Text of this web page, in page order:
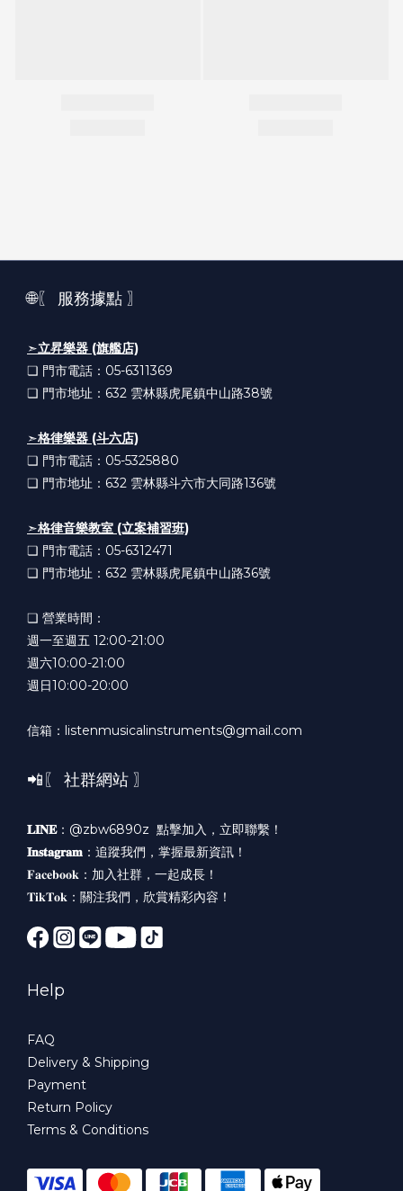
🌐〖 服務據點 〗
➣立昇樂器 (旗艦店)
❏ 門市電話：05-6311369
❏ 門市地址：632 雲林縣虎尾鎮中山路38號
➣格律樂器 (斗六店)
❏ 門市電話：05-5325880
❏ 門市地址：632 雲林縣斗六市大同路136號
➣格律音樂教室 (立案補習班)
❏ 門市電話：05-6312471
❏ 門市地址：632 雲林縣虎尾鎮中山路36號
❏ 營業時間：
週一至週五 12:00-21:00
週六10:00-21:00
週日10:00-20:00
信箱：listenmusicalinstruments@gmail.com
📲〖 社群網站 〗
𝐋𝐈𝐍𝐄：@zbw6890z 點擊加入，立即聯繫！
𝐈𝐧𝐬𝐭𝐚𝐠𝐫𝐚𝐦 ： 追蹤我們，掌握最新資訊！
𝐅𝐚𝐜𝐞𝐛𝐨𝐨𝐤： 加入社群，一起成長！
𝐓𝐢𝐤𝐓𝐨𝐤： 關注我們，欣賞精彩內容！
Help
FAQ
Delivery & Shipping
Payment
Return Policy
Terms & Conditions